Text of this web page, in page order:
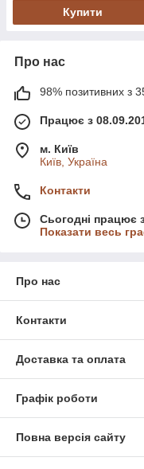
Купити
Про нас
98% позитивних з
Працює з
м. Київ
Київ, Україна
Контакти
Сьогодні працює
Показати весь
Про нас
Контакти
Доставка та оплата
Графік роботи
Повна версія сайту